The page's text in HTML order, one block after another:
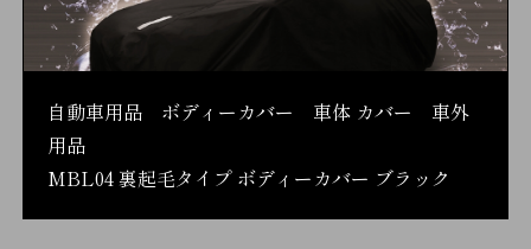
自動車用品 ボディーカバー 車体 カバー 車外
用品
MBL04 裏起毛タイプ ボディーカバー ブラック